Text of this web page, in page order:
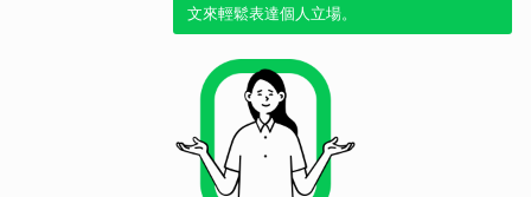
文來輕鬆表達個人立場。